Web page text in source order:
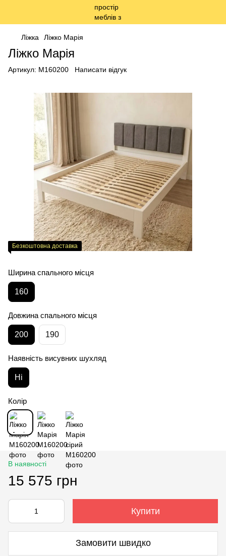
Ліжка Ліжко Марія
Ліжко Марія
Артикул: М160200 Написати відгук
Безкоштовна доставка
Ширина спального місця
160
Довжина спального місця
200 190
Наявність висувних шухляд
Ні
Колір
В наявності
15 575 грн
Купити
Замовити швидко